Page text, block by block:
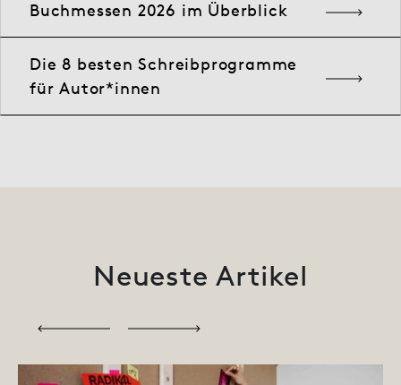
Buchmessen 2026 im Überblick
Die 8 besten Schreibprogramme
für Autor*innen
Neueste Artikel